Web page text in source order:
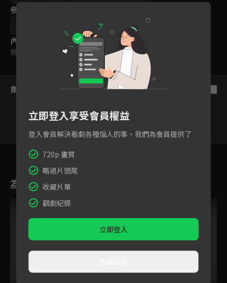
參與演員
內容標籤
普遍級
集數列表
2
為您推薦
立即登入享受會員權益
登入會員解決看劇各種惱人的事，我們為會員提供了
720p 畫質
略過片頭尾
收藏片單
觀劇紀錄
立即登入